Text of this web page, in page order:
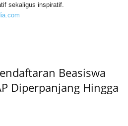
sekaligus inspiratif.
Beasiswa
Diperpanjang Hingga